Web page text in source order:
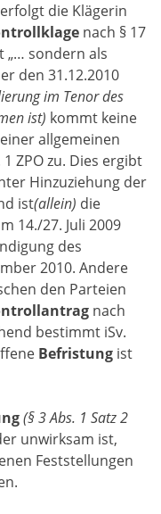
die Klägerin
nach § 17
„… sondern als
den 31.12.2010
im Tenor des
ist) kommt keine
allgemeinen
ZPO zu. Dies ergibt
Hinzuziehung der
ist(allein) die
14./27. Juli 2009
des
2010. Andere
den Parteien
nach
bestimmt iSv.
Befristung ist
(§ 3 Abs. 1 Satz 2
unwirksam ist,
Feststellungen